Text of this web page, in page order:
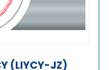
(LIYCY-JZ)